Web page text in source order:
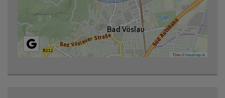
Tiles ©basemap.at